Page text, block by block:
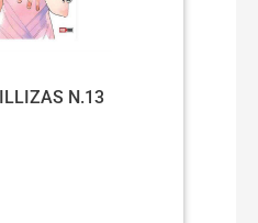
N.13